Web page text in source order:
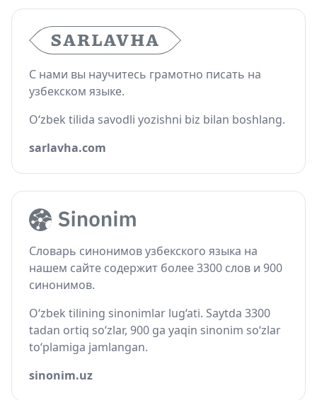
С нами вы научитесь грамотно писать на
узбекском языке.
O‘zbek tilida savodli yozishni biz bilan boshlang.
sarlavha.com
Словарь синонимов узбекского языка на
нашем сайте содержит более 3300 слов и 900
синонимов.
O‘zbek tilining sinonimlar lug‘ati. Saytda 3300
tadan ortiq so‘zlar, 900 ga yaqin sinonim so‘zlar
to‘plamiga jamlangan.
sinonim.uz